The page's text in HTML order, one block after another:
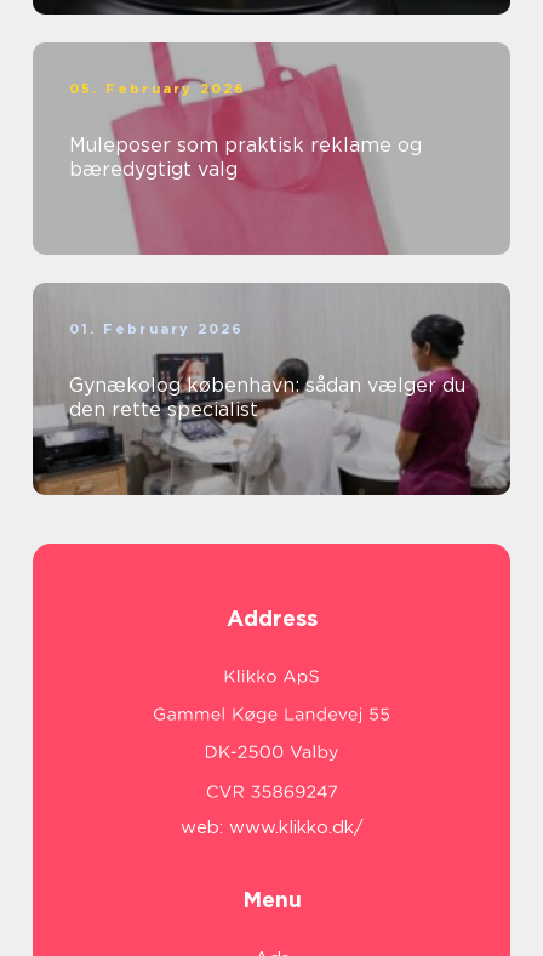
05. February 2026
Muleposer som praktisk reklame og
bæredygtigt valg
01. February 2026
Gynækolog københavn: sådan vælger du
den rette specialist
Address
web: www.klikko.dk/
Menu